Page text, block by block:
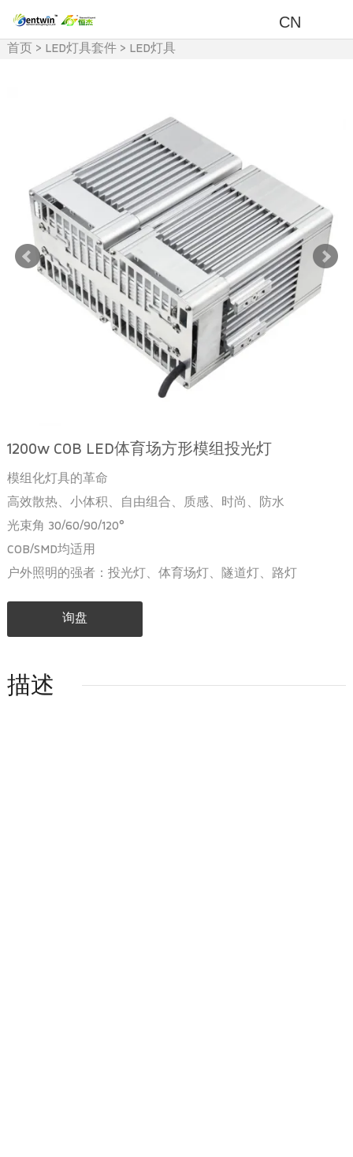
CN
首页 > LED灯具套件> LED灯具
1200w COB LED体育场方形模组投光灯
模组化灯具的革命
高效散热、小体积、自由组合、质感、时尚、防水
光束角 30/60/90/120°
COB/SMD均适用
户外照明的强者：投光灯、体育场灯、隧道灯、路灯
询盘
描述